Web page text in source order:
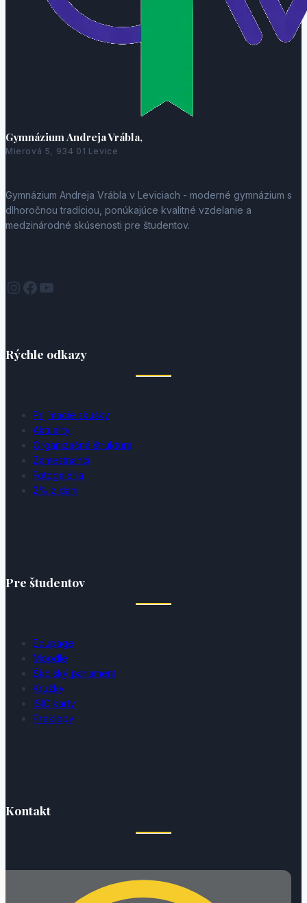
Gymnázium Andreja Vrábla,
Mierová 5, 934 01 Levice
Gymnázium Andreja Vrábla v Leviciach - moderné gymnázium s
dlhoročnou tradíciou, ponúkajúce kvalitné vzdelanie a
medzinárodné skúsenosti pre študentov.
Instagram
Facebook
YouTube
Rýchle odkazy
Prijímacie skúšky
Aktuality
Organizačná štruktúra
Zamestnanci
Fotogaléria
2% z daní
Pre študentov
Edupage
Moodle
Školský parlament
Krúžky
ISIC karty
Preklepy
Kontakt